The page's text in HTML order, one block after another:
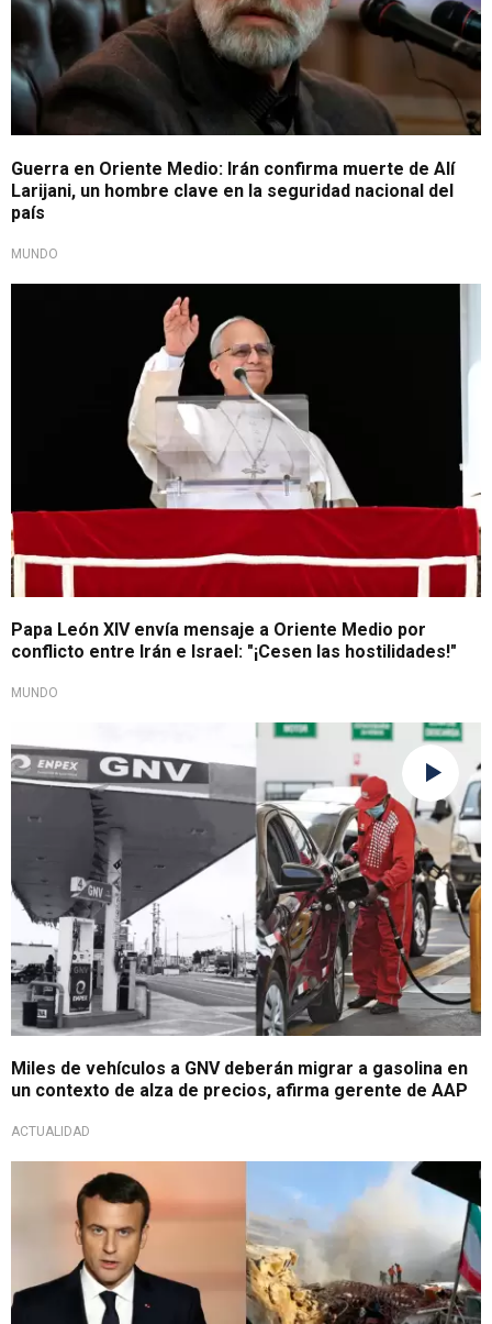
Guerra en Oriente Medio: Irán confirma muerte de Alí
Larijani, un hombre clave en la seguridad nacional del
país
MUNDO
Papa León XIV envía mensaje a Oriente Medio por
conflicto entre Irán e Israel: "¡Cesen las hostilidades!"
MUNDO
Miles de vehículos a GNV deberán migrar a gasolina en
un contexto de alza de precios, afirma gerente de AAP
ACTUALIDAD
Pero pide alto a ataques